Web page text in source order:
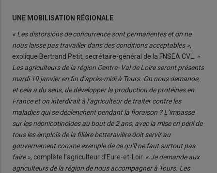
UNE MOBILISATION RÉGIONALE
« Les distorsions de concurrence sont permanentes et on ne
nous laisse pas travailler dans des conditions acceptables »,
explique Bertrand Petit, secrétaire-général de la FNSEA CVL. «
Les agriculteurs de la région Centre- Val de Loire seront présents
mardi 19 janvier en fin d’après-midi à Tours. On nous demande,
et cela a du sens, de développer la production de protéines en
France et on interdirait à l’agriculteur de traiter contre les
maladies qui se déclenchent pendant la floraison ? L’impasse
sur les néonicotinoïdes au bout de 2 ans, avec la mise en péril de
tous les emplois de la filière betteravière doit servir au
gouvernement comme exemple de ce qu’il ne faut surtout pas
faire », complète l’agriculteur d’Eure-et-Loir. « Je demande aux
agriculteurs de la région de nous accompagner à Tours. Les